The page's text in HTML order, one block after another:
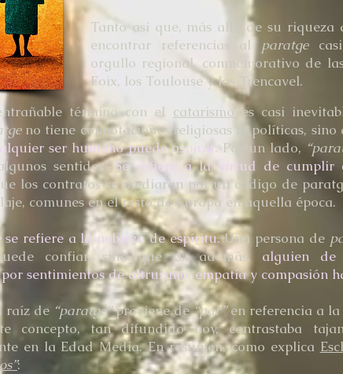
Tanto así que, más allá de su riqueza
encontrar referencias al paratgecasi
orgullo regional, conmemorativo de
Foix, los Toulouse y los Trencavel.
término con el catarismo es casi
no tiene connotaciones religiosas ni políticas, sino
ser humano puede aspirar. Por un lado,
sentidos. Se refiere a la virtud de cumplir
los contratos se mediaran por un código de
comunes en el resto de Europa en aquella época.
se refiere a la nobleza de espíritu.Una persona de
confiar, sino que es, además, alguien de
sentimientos de altruismo, empatía y compasión
raíz de “paratge”proviene de“par”en referencia a la
concepto, tan difundido hoy, contrastaba
en la Edad Media. En resumen, como explica
: